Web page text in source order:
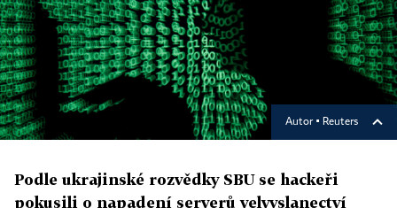
Autor ▪ Reuters
Podle ukrajinské rozvědky SBU se hackeři
pokusili o napadení serverů velvyslanectví